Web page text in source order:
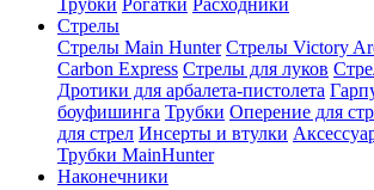
Трубки Рогатки Расходники
Стрелы
Стрелы Main Hunter Стрелы Victory
Carbon Express Стрелы для луков
Дротики для арбалета-пистолета
боуфишинга Трубки Оперение для
для стрел Инсерты и втулки
Трубки MainHunter
Наконечники